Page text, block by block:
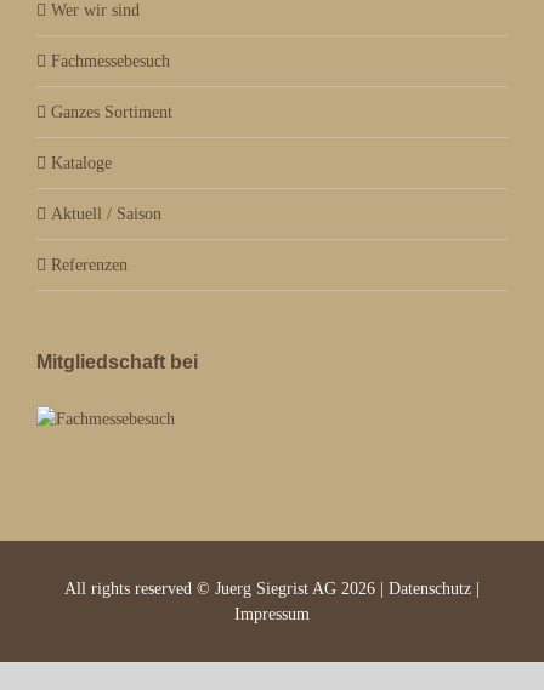
Wer wir sind
Fachmessebesuch
Ganzes Sortiment
Kataloge
Aktuell / Saison
Referenzen
Mitgliedschaft bei
All rights reserved © Juerg Siegrist AG 2026 | Datenschutz
Impressum